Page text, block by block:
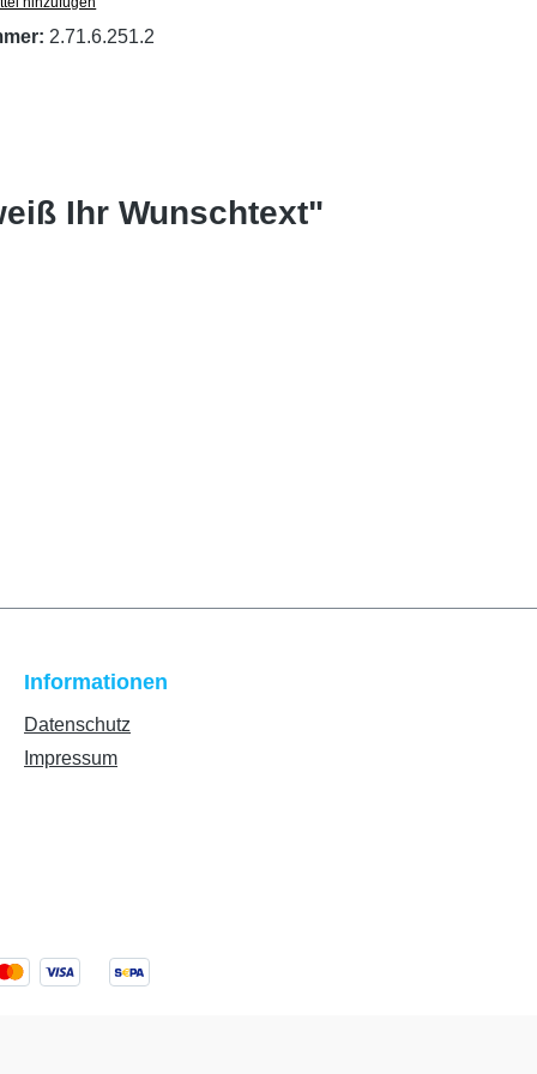
2.71.6.251.2
Ihr Wunschtext"
Informationen
Datenschutz
Impressum